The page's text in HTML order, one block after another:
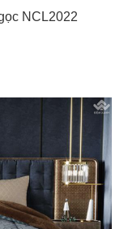
NCL2022